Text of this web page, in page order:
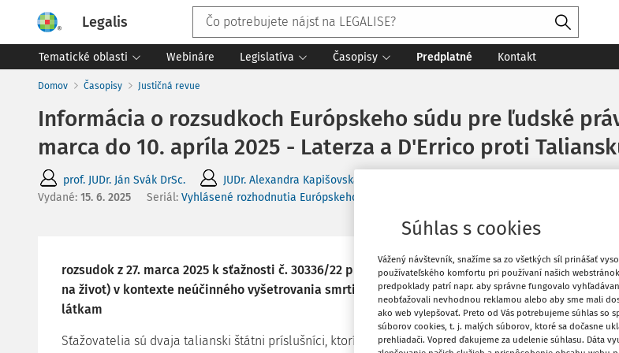
Legalis
Tematické oblasti Webináre Legislatíva Časopisy Predplatné Kontakt
Domov Časopisy Justičná revue
Informácia o rozsudkoch Európskeho súdu pre ľudské
marca do 10. apríla 2025 - Laterza a D'Errico proti
prof. JUDr. Ján Svák DrSc.
JUDr. Alexandra Kapišovská PhD.
Vydané: 15. 6. 2025 Seriál: Vyhlásené rozhodnutia Európskeho súdu pre ľudské práva
rozsudok z 27. marca 2025 k sťažnosti č. 30336/22 pre porušeniečlánku 2 Dohovoru(právo
na život) v kontexte neúčinného vyšetrovania smrti spôsobenej vystavením toxickým
látkam
Sťažovatelia sú dvaja talianski štátni príslušníci, ktorí sa narodili v rokoch 1976 a 1956. Ide o
Súhlas s cookies
Vážený návštevník, snažíme sa zo všetkých síl prinášať
používateľského komfortu pri používaní našich
predpoklady patrí napr. aby správne fungovalo
neobťažovali nevhodnou reklamou alebo aby sme mali
ako web vylepšovať. Preto od Vás potrebujeme súhlas so
súborov cookies, t. j. malých súborov, ktoré sa dočasne
prehliadači. Vopred ďakujeme za udelenie súhlasu. Dáta